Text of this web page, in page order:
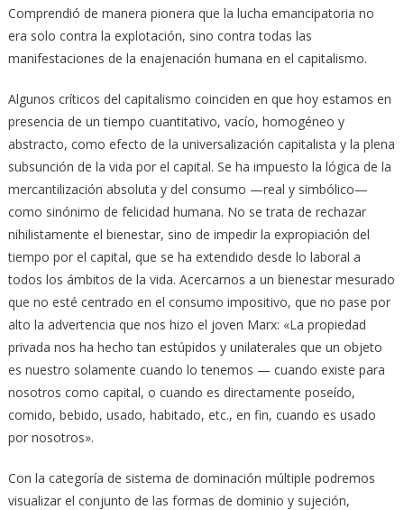
Comprendió de manera pionera que la lucha emancipatoria no
era solo contra la explotación, sino contra todas las
manifestaciones de la enajenación humana en el capitalismo.
Algunos críticos del capitalismo coinciden en que hoy estamos en
presencia de un tiempo cuantitativo, vacío, homogéneo y
abstracto, como efecto de la universalización capitalista y la plena
subsunción de la vida por el capital. Se ha impuesto la lógica de la
mercantilización absoluta y del consumo —real y simbólico—
como sinónimo de felicidad humana. No se trata de rechazar
nihilistamente el bienestar, sino de impedir la expropiación del
tiempo por el capital, que se ha extendido desde lo laboral a
todos los ámbitos de la vida. Acercarnos a un bienestar mesurado
que no esté centrado en el consumo impositivo, que no pase por
alto la advertencia que nos hizo el joven Marx: «La propiedad
privada nos ha hecho tan estúpidos y unilaterales que un objeto
es nuestro solamente cuando lo tenemos — cuando existe para
nosotros como capital, o cuando es directamente poseído,
comido, bebido, usado, habitado, etc., en fin, cuando es usado
por nosotros».
Con la categoría de sistema de dominación múltiple podremos
visualizar el conjunto de las formas de dominio y sujeción,